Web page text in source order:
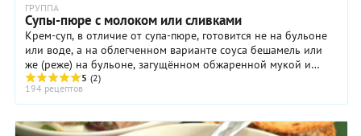
ГРУППА
Супы-пюре с молоком или сливками
Крем-суп, в отличие от супа-пюре, готовится не на бульоне
или воде, а на облегченном варианте соуса бешамель или
же (реже) на бульоне, загущённом обжаренной мукой и
доведённой до кипения смесью яичных ...
5 (2)
194 рецептов